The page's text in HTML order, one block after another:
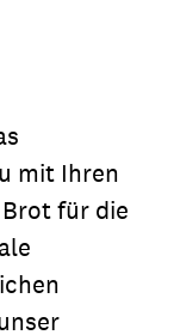
mit Ihren
für die